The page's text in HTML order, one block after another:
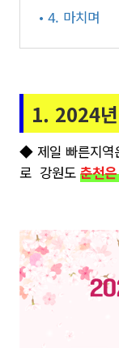
• 4. 마치며
1. 2024
◆ 제일 빠른지역
로 강원도 춘천